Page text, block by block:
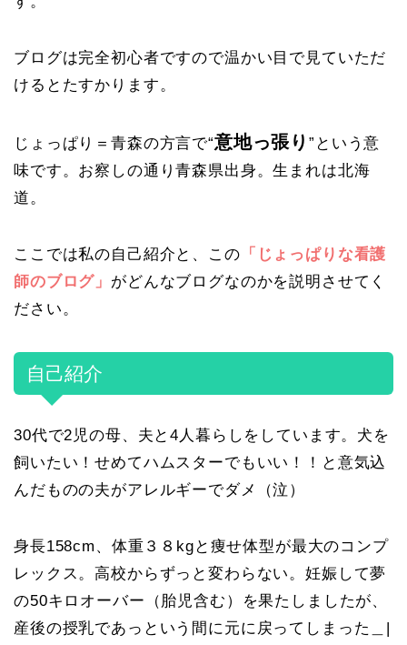
ブログは完全初心者ですので温かい目で見ていただ
けるとたすかります。
じょっぱり＝青森の方言で“意地っ張り”という意
味です。お察しの通り青森県出身。生まれは北海
道。
ここでは私の自己紹介と、この 「じょっぱりな看護
師のブログ」 がどんなブログなのかを説明させてく
ださい。
自己紹介
30代で2児の母、夫と4人暮らしをしています。犬を
飼いたい！せめてハムスターでもいい！！と意気込
んだものの夫がアレルギーでダメ（泣）
身長158cm、体重３８kgと痩せ体型が最大のコンプ
レックス。高校からずっと変わらない。妊娠して夢
の50キロオーバー（胎児含む）を果たしましたが、
産後の授乳であっという間に元に戻ってしまった＿|